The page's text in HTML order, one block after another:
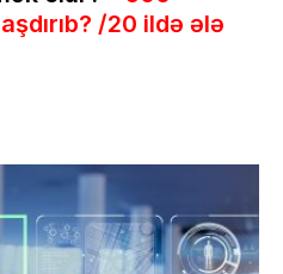
/20 ildə ələ